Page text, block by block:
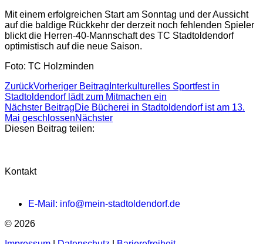
Mit einem erfolgreichen Start am Sonntag und der Aussicht
auf die baldige Rückkehr der derzeit noch fehlenden Spieler
blickt die Herren-40-Mannschaft des TC Stadtoldendorf
optimistisch auf die neue Saison.
Foto: TC Holzminden
ZurückVorheriger Beitrag Interkulturelles Sportfest in
Stadtoldendorf lädt zum Mitmachen ein
Nächster BeitragDie Bücherei in Stadtoldendorf ist am 13.
Mai geschlossenNächster
Diesen Beitrag teilen:
Kontakt
E-Mail: info@mein-stadtoldendorf.de
© 2026